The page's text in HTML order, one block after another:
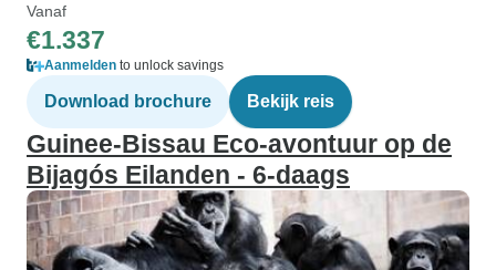
Vanaf
€1.337
Aanmelden to unlock savings
Download brochure Bekijk reis
Guinee-Bissau Eco-avontuur op de
Bijagós Eilanden - 6-daags